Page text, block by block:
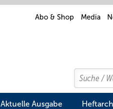
Abo & Shop Media
Search
Suchen
Aktuelle Ausgabe